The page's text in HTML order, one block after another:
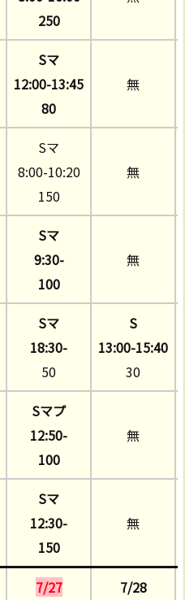
250
Sマ
12:00-13:45
80
無
Sマ
8:00-10:20
150
無
Sマ
9:30-
100
無
Sマ
18:30-
50
S
13:00-15:40
30
Sマプ
12:50-
100
無
Sマ
12:30-
150
無
7/27 7/28